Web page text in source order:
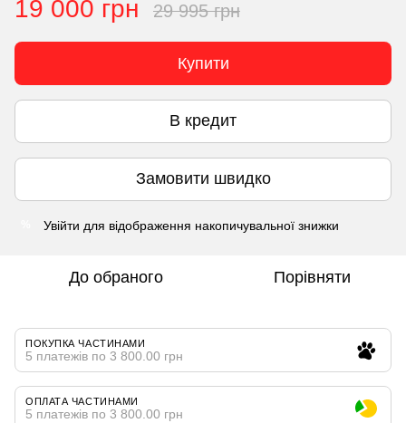
19 000 грн 29 995 грн
Купити
В кредит
Замовити швидко
Увійти для відображення накопичувальної знижки
До обраного Порівняти
ПОКУПКА ЧАСТИНАМИ
5 платежів по 3 800.00 грн
ОПЛАТА ЧАСТИНАМИ
5 платежів по 3 800.00 грн